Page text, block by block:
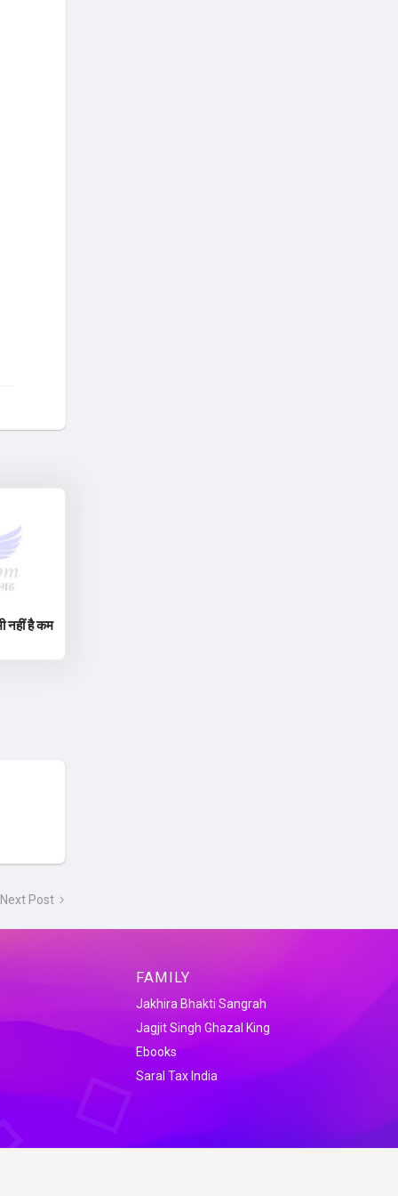
नहीं है कम
Next Post
FAMILY
Jakhira Bhakti Sangrah
Jagjit Singh Ghazal King
Ebooks
Saral Tax India